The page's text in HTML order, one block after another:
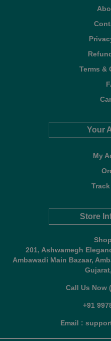
Terms &
Your
My
Store
201, Ashwamegh
Ambawadi Main Bazaar,
Call Us Now
+91
Email :